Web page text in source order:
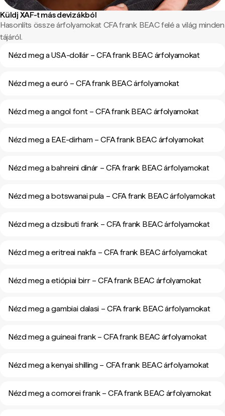
Küldj XAF-t más devizákból
Hasonlíts össze árfolyamokat CFA frank BEAC felé a világ minden
tájáról.
Nézd meg a USA-dollár – CFA frank BEAC árfolyamokat
Nézd meg a euró – CFA frank BEAC árfolyamokat
Nézd meg a angol font – CFA frank BEAC árfolyamokat
Nézd meg a EAE-dirham – CFA frank BEAC árfolyamokat
Nézd meg a bahreini dinár – CFA frank BEAC árfolyamokat
Nézd meg a botswanai pula – CFA frank BEAC árfolyamokat
Nézd meg a dzsibuti frank – CFA frank BEAC árfolyamokat
Nézd meg a eritreai nakfa – CFA frank BEAC árfolyamokat
Nézd meg a etiópiai birr – CFA frank BEAC árfolyamokat
Nézd meg a gambiai dalasi – CFA frank BEAC árfolyamokat
Nézd meg a guineai frank – CFA frank BEAC árfolyamokat
Nézd meg a kenyai shilling – CFA frank BEAC árfolyamokat
Nézd meg a comorei frank – CFA frank BEAC árfolyamokat